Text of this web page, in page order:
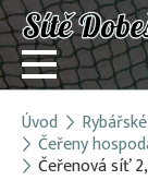
Přihlásit
Registrace
Úvod
Čeřeny
Čeřenová síť